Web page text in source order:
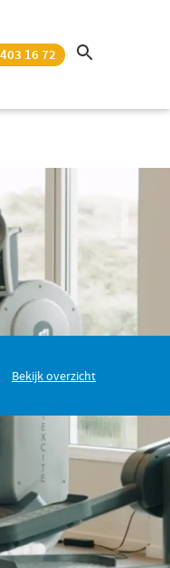
16 72
Bekijk overzicht